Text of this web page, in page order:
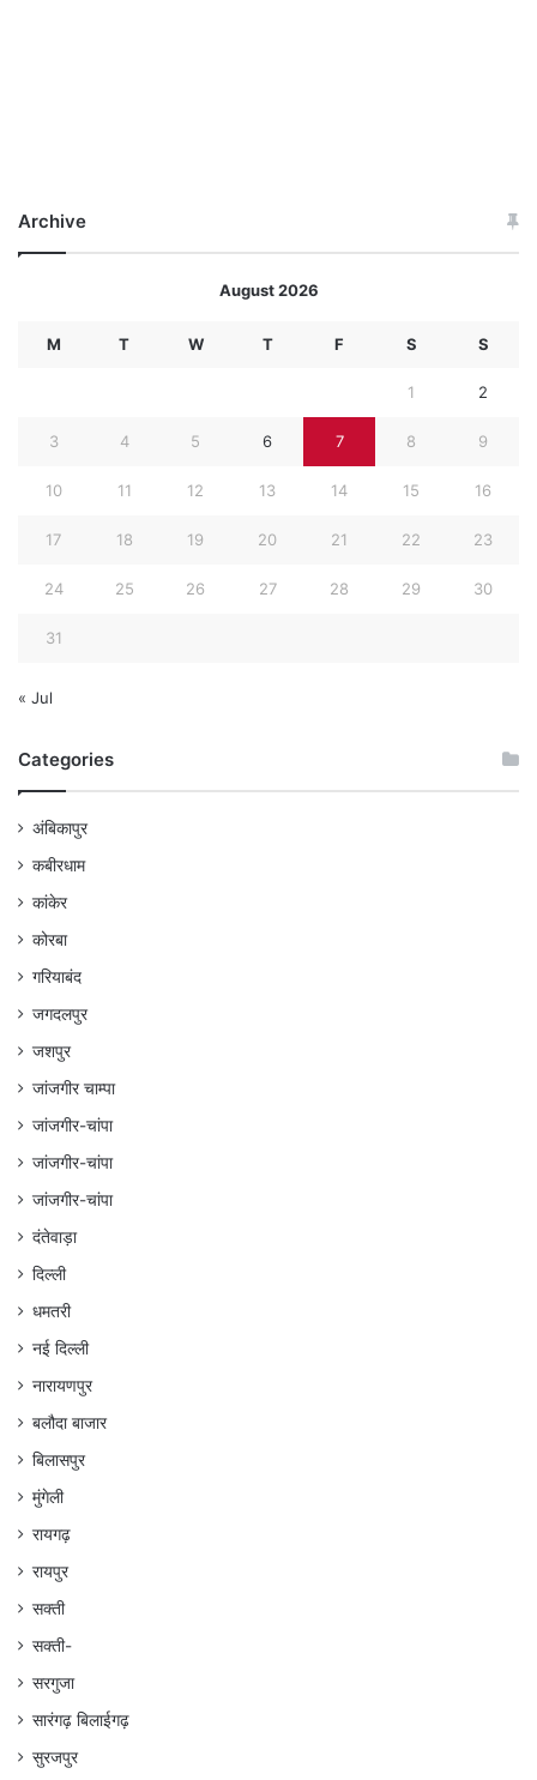
Archive
August 2026
M T W T F S S
1 2
3 4 5 6 7 8 9
10 11 12 13 14 15 16
17 18 19 20 21 22 23
24 25 26 27 28 29 30
31
« Jul
Categories
अंबिकापुर
कबीरधाम
कांकेर
कोरबा
गरियाबंद
जगदलपुर
जशपुर
जांजगीर चाम्पा
जांजगीर-चांपा
जांजगीर-चांपा
जांजगीर-चांपा
दंतेवाड़ा
दिल्ली
धमतरी
नई दिल्ली
नारायणपुर
बलौदा बाजार
बिलासपुर
मुंगेली
रायगढ़
रायपुर
सक्ती
सक्ती-
सरगुजा
सारंगढ़ बिलाईगढ़
सुरजपुर